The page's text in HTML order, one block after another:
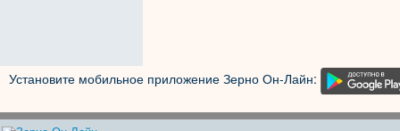
Установите мобильное приложение Зерно Он-Лайн: